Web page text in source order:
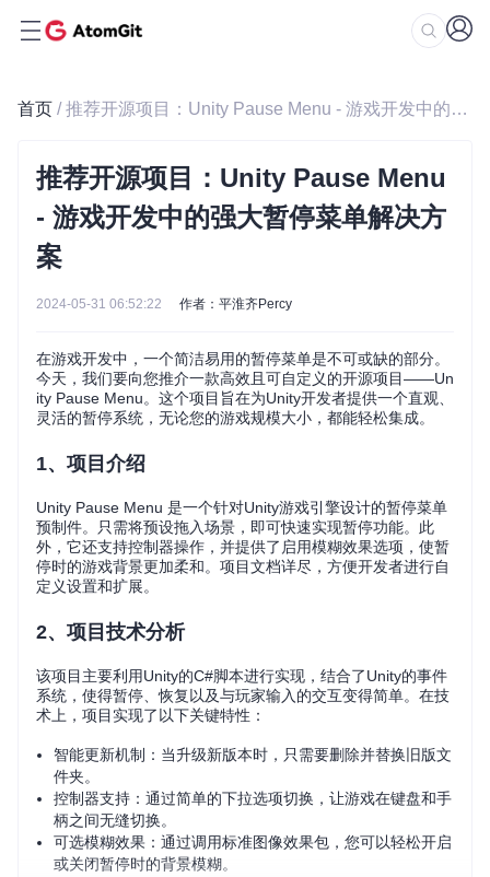
首页 / 推荐开源项目：Unity Pause Menu - 游戏开发中的强大暂停菜单解决方案
推荐开源项目：Unity Pause Menu
- 游戏开发中的强大暂停菜单解决方
案
2024-05-31 06:52:22 作者：平淮齐Percy
在游戏开发中，一个简洁易用的暂停菜单是不可或缺的部分。
今天，我们要向您推介一款高效且可自定义的开源项目——Un
ity Pause Menu。这个项目旨在为Unity开发者提供一个直观、
灵活的暂停系统，无论您的游戏规模大小，都能轻松集成。
1、项目介绍
Unity Pause Menu 是一个针对Unity游戏引擎设计的暂停菜单
预制件。只需将预设拖入场景，即可快速实现暂停功能。此
外，它还支持控制器操作，并提供了启用模糊效果选项，使暂
停时的游戏背景更加柔和。项目文档详尽，方便开发者进行自
定义设置和扩展。
2、项目技术分析
该项目主要利用Unity的C#脚本进行实现，结合了Unity的事件
系统，使得暂停、恢复以及与玩家输入的交互变得简单。在技
术上，项目实现了以下关键特性：
智能更新机制：当升级新版本时，只需要删除并替换旧版文
件夹。
控制器支持：通过简单的下拉选项切换，让游戏在键盘和手
柄之间无缝切换。
可选模糊效果：通过调用标准图像效果包，您可以轻松开启
或关闭暂停时的背景模糊。